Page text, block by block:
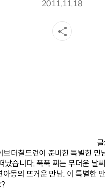
2011.11.18
브더칠드런이 준비한 특별한 만
났습니다.푹푹 찌는 무더운 날
동의 뜨거운 만남. 이 특별한